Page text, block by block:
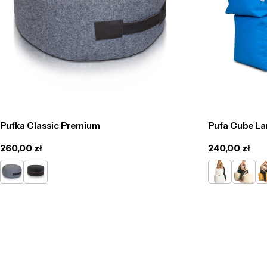
Pufka Classic Premium
Cena
regularna
260,00 zł
szary grafit
Pufa Cube
Cena
regularna
240,00 zł
Biały
Beżowy